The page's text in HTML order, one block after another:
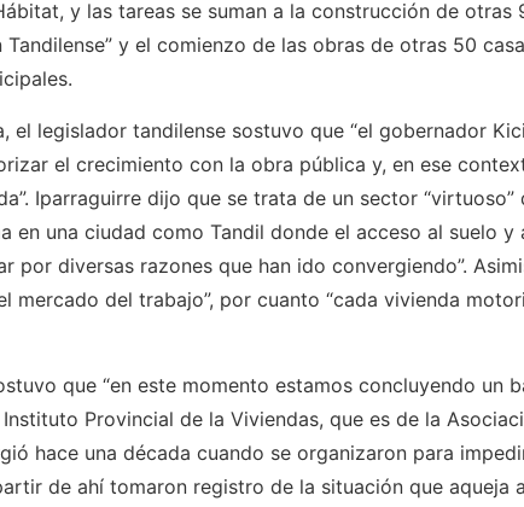
y las tareas se suman a la construcción de otras
y el comienzo de las obras de otras 50
el legislador tandilense sostuvo que “el gobernador
el crecimiento con la obra pública y, en ese
Iparraguirre dijo que se trata de un sector “virtuoso”
en una ciudad como Tandil donde el acceso al suelo y
por diversas razones que han ido convergiendo”.
mercado del trabajo”, por cuanto “cada vivienda
que “en este momento estamos concluyendo un
Provincial de la Viviendas, que es de la
hace una década cuando se organizaron para
de ahí tomaron registro de la situación que aqueja